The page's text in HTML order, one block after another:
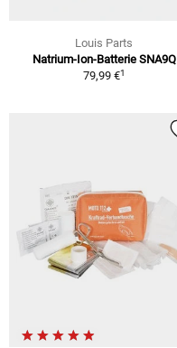
Louis Parts
Natrium-Ion-Batterie SNA9Q
79,99 €1